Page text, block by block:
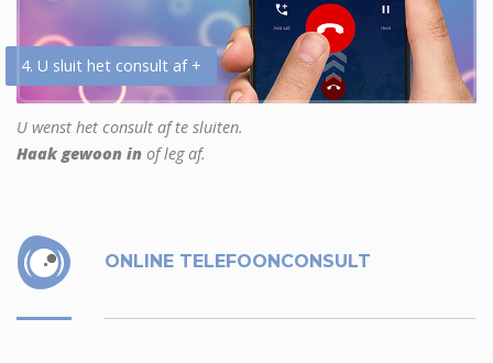
4. U sluit het consult af +
U wenst het consult af te sluiten.
Haak gewoon in of leg af.
ONLINE TELEFOONCONSULT